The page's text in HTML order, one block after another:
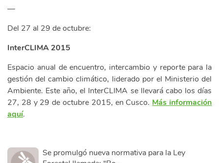
—
Del 27 al 29 de octubre:
InterCLIMA 2015
Espacio anual de encuentro, intercambio y reporte para la
gestión del cambio climático, liderado por el Ministerio del
Ambiente. Este año, el InterCLIMA se llevará cabo los días
27, 28 y 29 de octubre 2015, en Cusco.Más información
aquí.
Se promulgó nueva normativa para la Ley